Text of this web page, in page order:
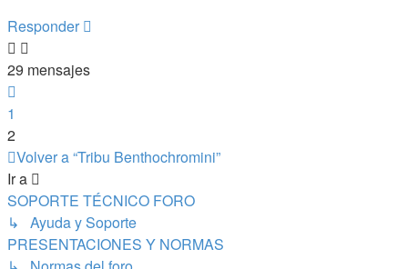
Responder
29 mensajes
1
2
Volver a “Tribu Benthochromini”
Ir a
SOPORTE TÉCNICO FORO
↳ Ayuda y Soporte
PRESENTACIONES Y NORMAS